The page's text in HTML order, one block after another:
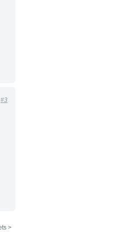
#3
< Liste des sujets